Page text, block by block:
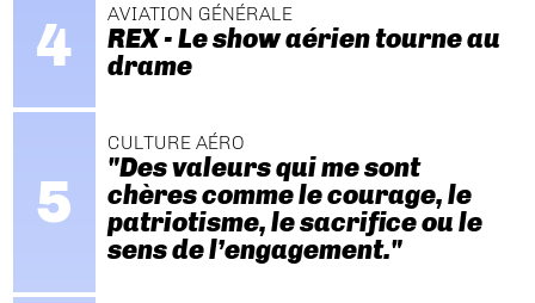
AVIATION GÉNÉRALE
REX - Le show aérien tourne au
drame
CULTURE AÉRO
"Des valeurs qui me sont
chères comme le courage, le
patriotisme, le sacrifice ou le
sens de l’engagement."